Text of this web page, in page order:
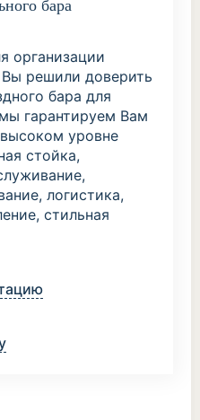
бара
организации
решили доверить
бара для
гарантируем Вам
уровне
стойка,
логистика,
стильная